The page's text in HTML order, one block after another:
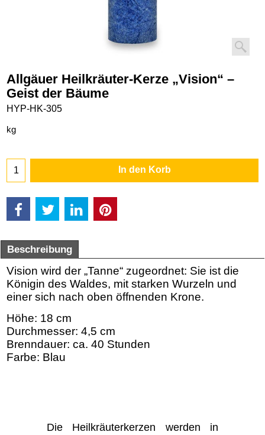
Allgäuer Heilkräuter-Kerze „Vision“ –
Geist der Bäume
HYP-HK-305
kg
In den Korb
Beschreibung
Vision wird der „Tanne“ zugeordnet: Sie ist die
Königin des Waldes, mit starken Wurzeln und
einer sich nach oben öffnenden Krone.
Höhe: 18 cm
Durchmesser: 4,5 cm
Brenndauer: ca. 40 Stunden
Farbe: Blau
Die Heilkräuterkerzen werden in